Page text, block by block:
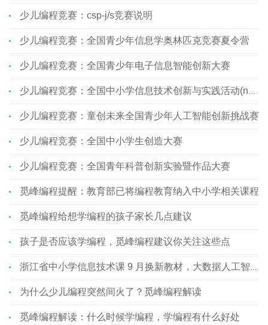
少儿编程竞赛：csp-j/s竞赛说明
少儿编程竞赛：全国青少年信息学奥林匹克竞赛夏令营
少儿编程竞赛：全国青少年电子信息智能创新大赛
少儿编程竞赛：童创未来全国青少年人工智能创新挑战赛
少儿编程竞赛：全国中小学生创造大赛
少儿编程竞赛：全国青年科普创新实验暨作品大赛
觅峰编程提醒：教育部已将编程教育纳入中小学相关课程
觅峰编程给想学编程的孩子家长几点建议
孩子是否应该学编程，觅峰编程建议你关注这些点
为什么少儿编程突然间火了？觅峰编程解读
觅峰编程解读：什么时候学编程，学编程有什么好处